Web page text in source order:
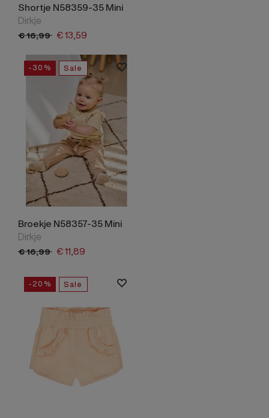
Shortje N58359-35 Mini
Dirkje
€16,99 €13,59
-30% Sale
Broekje N58357-35 Mini
Dirkje
€16,99 €11,89
-20% Sale